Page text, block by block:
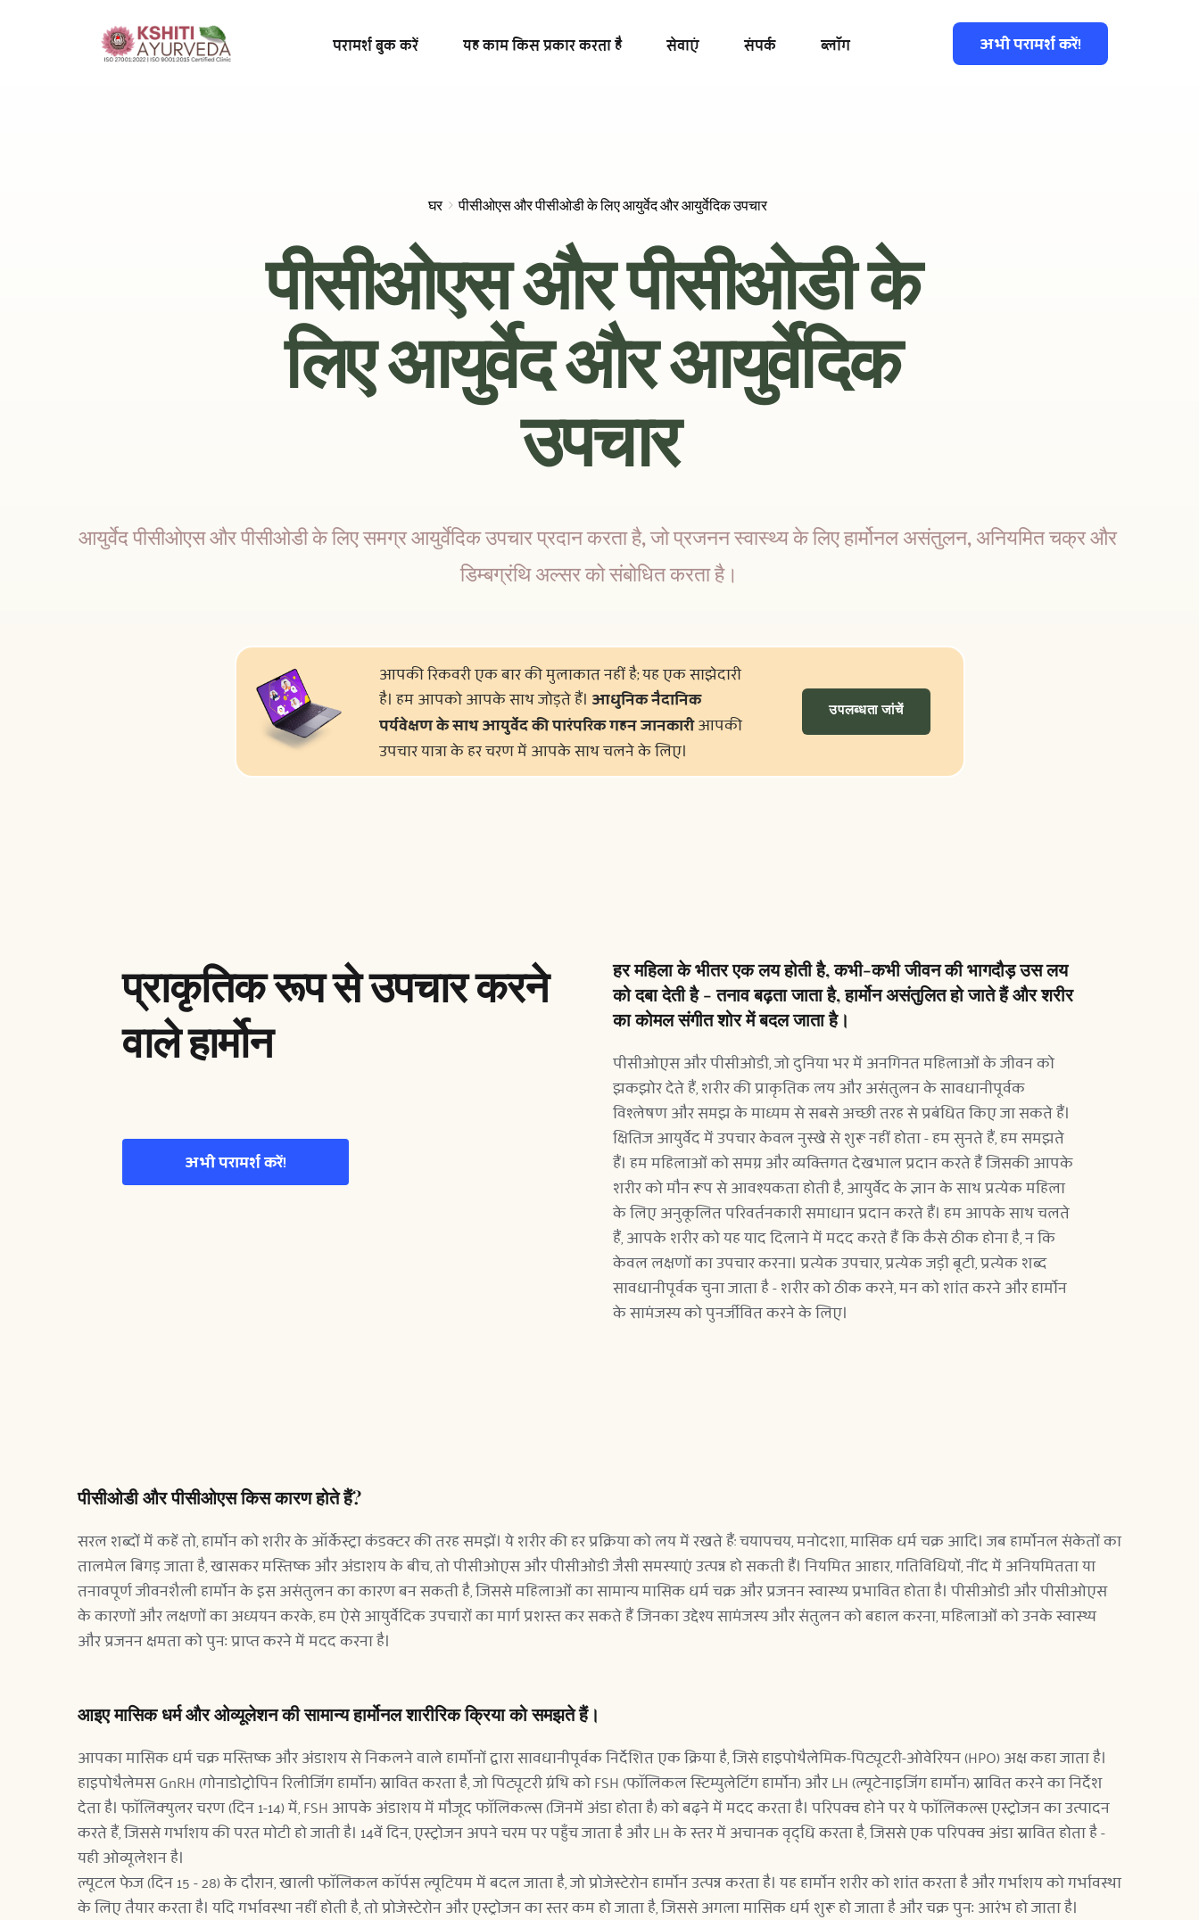
परामर्श बुक करें यह काम किस प्रकार करता है सेवाएं संपर्क ब्लॉग अभी परामर्श करें!
घर पीसीओएस और पीसीओडी के लिए आयुर्वेद और आयुर्वेदिक उपचार
पीसीओएस और पीसीओडी के
लिए आयुर्वेद और आयुर्वेदिक
उपचार
आयुर्वेद पीसीओएस और पीसीओडी के लिए समग्र आयुर्वेदिक उपचार प्रदान करता है, जो प्रजनन स्वास्थ्य के लिए हार्मोनल असंतुलन, अनियमित चक्र और
डिम्बग्रंथि अल्सर को संबोधित करता है।
आपकी रिकवरी एक बार की मुलाकात नहीं है; यह एक साझेदारी
है। हम आपको आपके साथ जोड़ते हैं। आधुनिक नैदानिक
पर्यवेक्षण के साथ आयुर्वेद की पारंपरिक गहन जानकारी आपकी
उपचार यात्रा के हर चरण में आपके साथ चलने के लिए।
उपलब्धता जांचें
प्राकृतिक रूप से उपचार करने
वाले हार्मोन
अभी परामर्श करें!
हर महिला के भीतर एक लय होती है, कभी-कभी जीवन की भागदौड़ उस लय
को दबा देती है - तनाव बढ़ता जाता है, हार्मोन असंतुलित हो जाते हैं और शरीर
का कोमल संगीत शोर में बदल जाता है।
पीसीओएस और पीसीओडी, जो दुनिया भर में अनगिनत महिलाओं के जीवन को
झकझोर देते हैं, शरीर की प्राकृतिक लय और असंतुलन के सावधानीपूर्वक
विश्लेषण और समझ के माध्यम से सबसे अच्छी तरह से प्रबंधित किए जा सकते हैं।
क्षितिज आयुर्वेद में उपचार केवल नुस्खे से शुरू नहीं होता - हम सुनते हैं, हम समझते
हैं। हम महिलाओं को समग्र और व्यक्तिगत देखभाल प्रदान करते हैं जिसकी आपके
शरीर को मौन रूप से आवश्यकता होती है, आयुर्वेद के ज्ञान के साथ प्रत्येक महिला
के लिए अनुकूलित परिवर्तनकारी समाधान प्रदान करते हैं। हम आपके साथ चलते
हैं, आपके शरीर को यह याद दिलाने में मदद करते हैं कि कैसे ठीक होना है, न कि
केवल लक्षणों का उपचार करना। प्रत्येक उपचार, प्रत्येक जड़ी बूटी, प्रत्येक शब्द
सावधानीपूर्वक चुना जाता है - शरीर को ठीक करने, मन को शांत करने और हार्मोन
के सामंजस्य को पुनर्जीवित करने के लिए।
पीसीओडी और पीसीओएस किस कारण होते हैं?
सरल शब्दों में कहें तो, हार्मोन को शरीर के ऑर्केस्ट्रा कंडक्टर की तरह समझें। ये शरीर की हर प्रक्रिया को लय में रखते हैं: चयापचय, मनोदशा, मासिक धर्म चक्र आदि। जब हार्मोनल संकेतों का
तालमेल बिगड़ जाता है, खासकर मस्तिष्क और अंडाशय के बीच, तो पीसीओएस और पीसीओडी जैसी समस्याएं उत्पन्न हो सकती हैं। नियमित आहार, गतिविधियों, नींद में अनियमितता या
तनावपूर्ण जीवनशैली हार्मोन के इस असंतुलन का कारण बन सकती है, जिससे महिलाओं का सामान्य मासिक धर्म चक्र और प्रजनन स्वास्थ्य प्रभावित होता है। पीसीओडी और पीसीओएस
के कारणों और लक्षणों का अध्ययन करके, हम ऐसे आयुर्वेदिक उपचारों का मार्ग प्रशस्त कर सकते हैं जिनका उद्देश्य सामंजस्य और संतुलन को बहाल करना, महिलाओं को उनके स्वास्थ्य
और प्रजनन क्षमता को पुनः प्राप्त करने में मदद करना है।
आइए मासिक धर्म और ओव्यूलेशन की सामान्य हार्मोनल शारीरिक क्रिया को समझते हैं।
आपका मासिक धर्म चक्र मस्तिष्क और अंडाशय से निकलने वाले हार्मोनों द्वारा सावधानीपूर्वक निर्देशित एक क्रिया है, जिसे हाइपोथैलेमिक-पिट्यूटरी-ओवेरियन (HPO) अक्ष कहा जाता है।
हाइपोथैलेमस GnRH (गोनाडोट्रोपिन रिलीजिंग हार्मोन) स्रावित करता है, जो पिट्यूटरी ग्रंथि को FSH (फॉलिकल स्टिम्युलेटिंग हार्मोन) और LH (ल्यूटेनाइजिंग हार्मोन) स्रावित करने का निर्देश
देता है। फॉलिक्युलर चरण (दिन 1-14) में, FSH आपके अंडाशय में मौजूद फॉलिकल्स (जिनमें अंडा होता है) को बढ़ने में मदद करता है। परिपक्व होने पर ये फॉलिकल्स एस्ट्रोजन का उत्पादन
करते हैं, जिससे गर्भाशय की परत मोटी हो जाती है। 14वें दिन, एस्ट्रोजन अपने चरम पर पहुँच जाता है और LH के स्तर में अचानक वृद्धि करता है, जिससे एक परिपक्व अंडा स्रावित होता है -
यही ओव्यूलेशन है।
ल्यूटल फेज (दिन 15 - 28) के दौरान, खाली फॉलिकल कॉर्पस ल्यूटियम में बदल जाता है, जो प्रोजेस्टेरोन हार्मोन उत्पन्न करता है। यह हार्मोन शरीर को शांत करता है और गर्भाशय को गर्भावस्था
के लिए तैयार करता है। यदि गर्भावस्था नहीं होती है, तो प्रोजेस्टेरोन और एस्ट्रोजन का स्तर कम हो जाता है, जिससे अगला मासिक धर्म शुरू हो जाता है और चक्र पुनः आरंभ हो जाता है।